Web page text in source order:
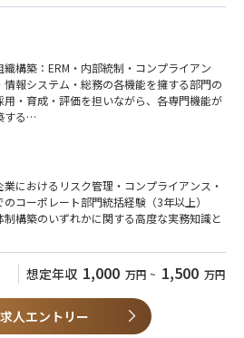
構築：ERM・内部統制・コンプライアン
報システム・総務の各機能を擁する部門の
・育成・評価を担いながら、各専門機能が
する
スクマネジメント）の設計と運用：全社リ
し、リスクマップを作成して経営会議・取
定支援、新規事業・M&Aに伴うリスク評価
定を担う
ロセスの可視化と内部統制の設計・運用モ
・管理を通じ、IPO準備における統制整備の
ン）の運営、ハラスメント防止・インサイ
る
・起案・交渉支援体制の構築、社内法務相談
法的対応と外部弁護士マネジメントを担う
・広告・PRの表現審査、景表法・著作
におけるリスク管理・コンプライアンス・
コーポレート部門統括経験（3年以上）
制構築のいずれかに関する高度な実務知識と
ライアンス等、複数の専門機能を横断して
人と専門用語を用いて対等に折衝・報告でき
想定年収 1,000 万円 ~ 1,500 万円
求人エントリー